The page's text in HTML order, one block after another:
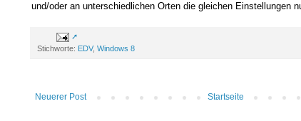
und/oder an unterschiedlichen Orten die gleichen Einstellungen
Stichworte: EDV, Windows 8
Neuerer Post Startseite